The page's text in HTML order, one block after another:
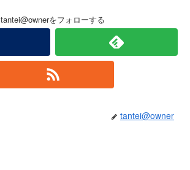
tantei@ownerをフォローする
tantei@owner